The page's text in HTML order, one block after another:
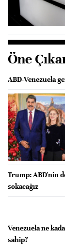
Öne
ABD-Venezuela
Trump: ABD'nin
sokacağız
Venezuela ne
sahip?